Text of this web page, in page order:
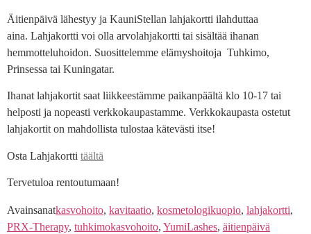
Äitienpäivä lähestyy ja KauniStellan lahjakortti ilahduttaa
aina. Lahjakortti voi olla arvolahjakortti tai sisältää ihanan
hemmotteluhoidon. Suosittelemme elämyshoitoja Tuhkimo,
Prinsessa tai Kuningatar.
Ihanat lahjakortit saat liikkeestämme paikanpäältä klo 10-17 tai
helposti ja nopeasti verkkokaupastamme. Verkkokaupasta ostetut
lahjakortit on mahdollista tulostaa kätevästi itse!
Osta Lahjakortti täältä
Tervetuloa rentoutumaan!
Avainsanatkasvohoito, kavitaatio, kosmetologikuopio, lahjakortti,
PRX-Therapy, tuhkimokasvohoito, YumiLashes, äitienpäivä